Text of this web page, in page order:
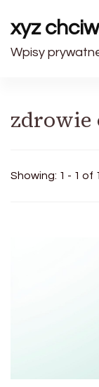
xyz
Wpisy
zdrowie
Showing: 1 - 1 of